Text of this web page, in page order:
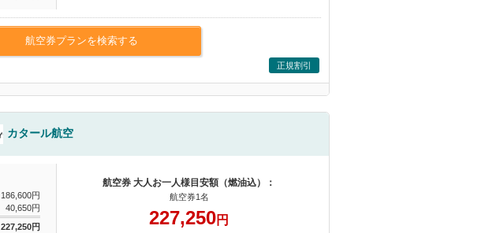
航空券プランを検索する
正規割引
カタール航空
186,600円
40,650円
227,250円
航空券 大人お一人様目安額（燃油込）：
航空券1名
227,250円